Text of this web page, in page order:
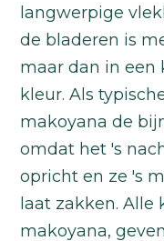
langwerpige
de bladeren is
maar dan in een
kleur. Als
makoyana de
omdat het 's
opricht en ze 's
laat zakken. Alle
makoyana,